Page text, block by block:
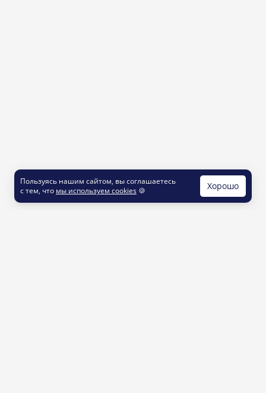
Пользуясь нашим сайтом, вы соглашаетесь
с тем, что мы используем cookies 🍪 Хорошо